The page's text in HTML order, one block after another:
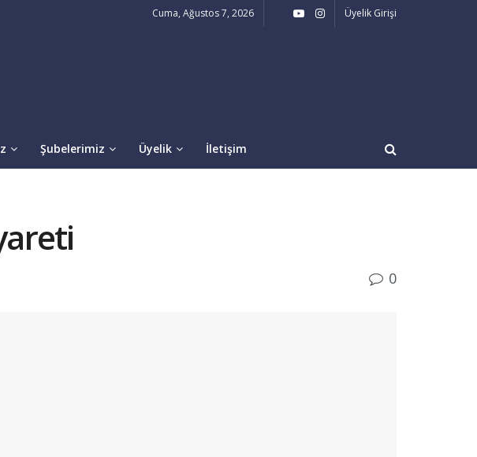
Cuma, Ağustos 7, 2026 Üyelik Girişi
Şubelerimiz Üyelik İletişim
0